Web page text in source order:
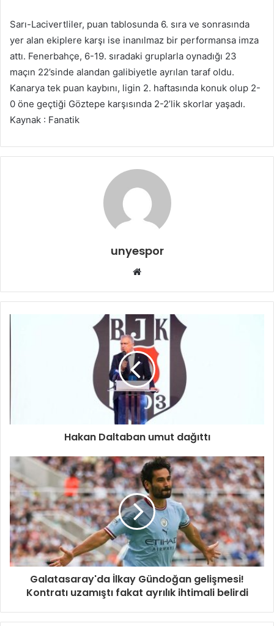
Sarı-Lacivertliler, puan tablosunda 6. sıra ve sonrasında
yer alan ekiplere karşı ise inanılmaz bir performansa imza
attı. Fenerbahçe, 6-19. sıradaki gruplarla oynadığı 23
maçın 22’sinde alandan galibiyetle ayrılan taraf oldu.
Kanarya tek puan kaybını, ligin 2. haftasında konuk olup 2-
0 öne geçtiği Göztepe karşısında 2-2’lik skorlar yaşadı.
Kaynak : Fanatik
unyespor
Web
Hakan Daltaban umut dağıttı
Galatasaray'da İlkay Gündoğan gelişmesi!
Kontratı uzamıştı fakat ayrılık ihtimali belirdi